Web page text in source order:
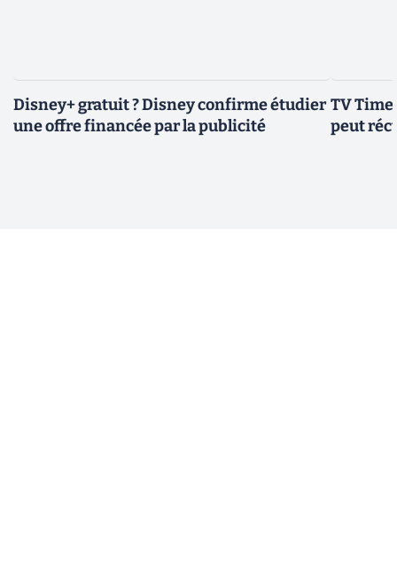
Disney+ gratuit ? Disney confirme étudier
une offre financée par la publicité
TV
peut